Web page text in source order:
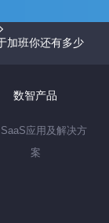
加班你还有多少
数智产品
SaaS应用及解决方
案